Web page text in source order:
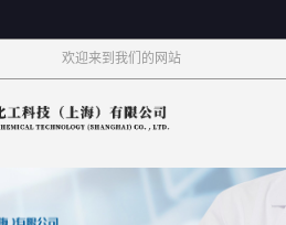
欢迎来到我们的网站